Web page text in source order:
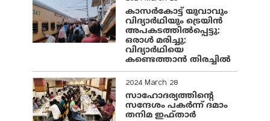
കാസർകോട്ട് യുവാവും
വിദ്യാർഥിയും ട്രെയിൻ
അപകടത്തിൽപ്പെട്ടു;
ഒരാൾ മരിച്ചു;
വിദ്യാർഥിയെ
കണ്ടെത്താൻ തിരച്ചിൽ
2024 March 28
സാഹോദര്യത്തിന്റെ
സന്ദേശം പകർന്ന് ദമാം
തനിമ ഇഫ്‌താർ